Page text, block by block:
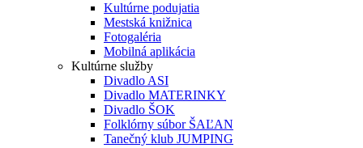
Kultúrne podujatia
Mestská knižnica
Fotogaléria
Mobilná aplikácia
Kultúrne služby
Divadlo ASI
Divadlo MATERINKY
Divadlo ŠOK
Folklórny súbor ŠAĽAN
Tanečný klub JUMPING